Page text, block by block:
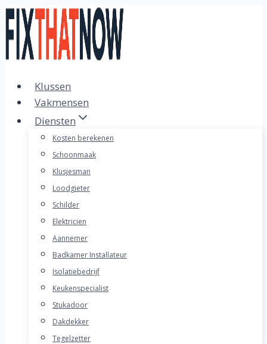
Doorgaan
naar
inhoud
Klussen
Vakmensen
Diensten
Kosten berekenen
Schoonmaak
Klusjesman
Loodgieter
Schilder
Elektricien
Aannemer
Badkamer Installateur
Isolatiebedrijf
Keukenspecialist
Stukadoor
Dakdekker
Tegelzetter